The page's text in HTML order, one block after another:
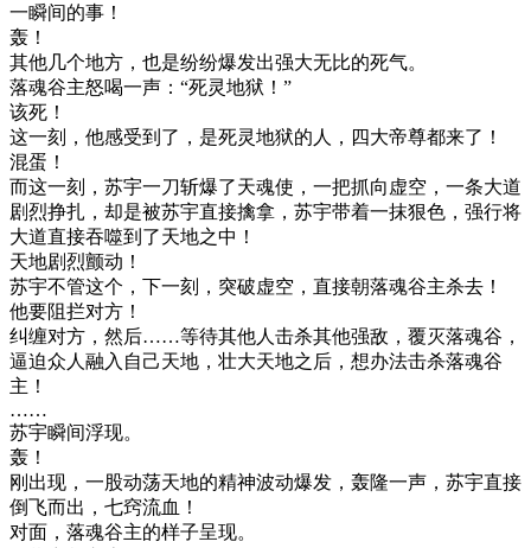
一瞬间的事！
轰！
其他几个地方，也是纷纷爆发出强大无比的死气。
落魂谷主怒喝一声：“死灵地狱！”
该死！
这一刻，他感受到了，是死灵地狱的人，四大帝尊都来了！
混蛋！
而这一刻，苏宇一刀斩爆了天魂使，一把抓向虚空，一条大道
剧烈挣扎，却是被苏宇直接擒拿，苏宇带着一抹狠色，强行将
大道直接吞噬到了天地之中！
天地剧烈颤动！
苏宇不管这个，下一刻，突破虚空，直接朝落魂谷主杀去！
他要阻拦对方！
纠缠对方，然后……等待其他人击杀其他强敌，覆灭落魂谷，
逼迫众人融入自己天地，壮大天地之后，想办法击杀落魂谷
主！
……
苏宇瞬间浮现。
轰！
刚出现，一股动荡天地的精神波动爆发，轰隆一声，苏宇直接
倒飞而出，七窍流血！
对面，落魂谷主的样子呈现。